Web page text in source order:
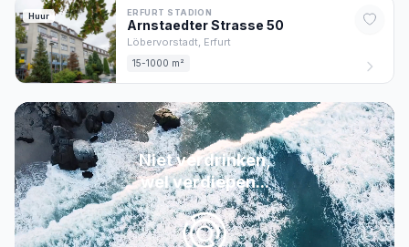
Huur ERFURT STADION
Arnstaedter Strasse 50
Löbervorstadt, Erfurt
15-1000 m²
Niet verdrinken,
wel verdiepen...